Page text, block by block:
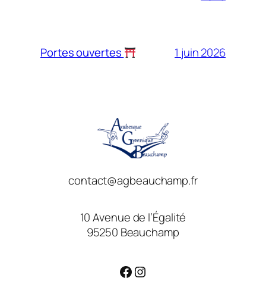
Portes ouvertes 1 juin 2026
contact@agbeauchamp.fr
10 Avenue de l’Égalité
95250 Beauchamp
Facebook
Instagram